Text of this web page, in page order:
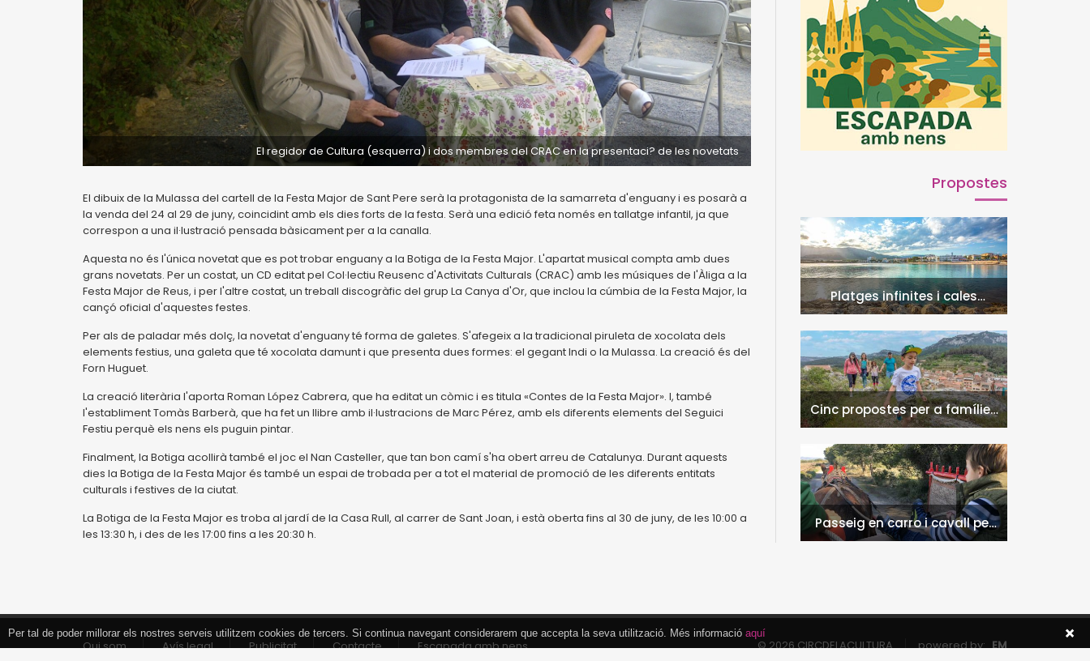
El regidor de Cultura (esquerra) i dos membres del CRAC en la presentaci? de les novetats
El dibuix de la Mulassa del cartell de la Festa Major de Sant Pere serà la protagonista de la samarreta d'enguany i es posarà a
la venda del 24 al 29 de juny, coincidint amb els dies forts de la festa. Serà una edició feta només en tallatge infantil, ja que
correspon a una il·lustració pensada bàsicament per a la canalla.
Aquesta no és l'única novetat que es pot trobar enguany a la Botiga de la Festa Major. L'apartat musical compta amb dues
grans novetats. Per un costat, un CD editat pel Col·lectiu Reusenc d'Activitats Culturals (CRAC) amb les músiques de l'Àliga a la
Festa Major de Reus, i per l'altre costat, un treball discogràfic del grup La Canya d'Or, que inclou la cúmbia de la Festa Major, la
cançó oficial d'aquestes festes.
Per als de paladar més dolç, la novetat d'enguany té forma de galetes. S'afegeix a la tradicional piruleta de xocolata dels
elements festius, una galeta que té xocolata damunt i que presenta dues formes: el gegant Indi o la Mulassa. La creació és del
Forn Huguet.
La creació literària l'aporta Roman López Cabrera, que ha editat un còmic i es titula «Contes de la Festa Major». I, també
l'establiment Tomàs Barberà, que ha fet un llibre amb il·lustracions de Marc Pérez, amb els diferents elements del Seguici
Festiu perquè els nens els puguin pintar.
Finalment, la Botiga acollirà també el joc el Nan Casteller, que tan bon camí s'ha obert arreu de Catalunya. Durant aquests
dies la Botiga de la Festa Major és també un espai de trobada per a tot el material de promoció de les diferents entitats
culturals i festives de la ciutat.
La Botiga de la Festa Major es troba al jardí de la Casa Rull, al carrer de Sant Joan, i està oberta fins al 30 de juny, de les 10:00 a
les 13:30 h, i des de les 17:00 fins a les 20:30 h.
Propostes
Platges infinites i cales
naturals a l'Hospitalet de
l'Infant i la Vall de Llors
Cinc propostes per a famílies
a l'Hospitalet de l'Infant i la
Vall de Llors
Passeig en carro i cavall per
l'entorn de Nulles
Qui som Avís legal Publicitat Contacte Escapada amb nens © 2026 CIRCDELACULTURA powered by: EM
Per tal de poder millorar els nostres serveis utilitzem cookies de tercers. Si continua navegant considerarem que accepta la seva utilització. Més informació aquí
Tancar